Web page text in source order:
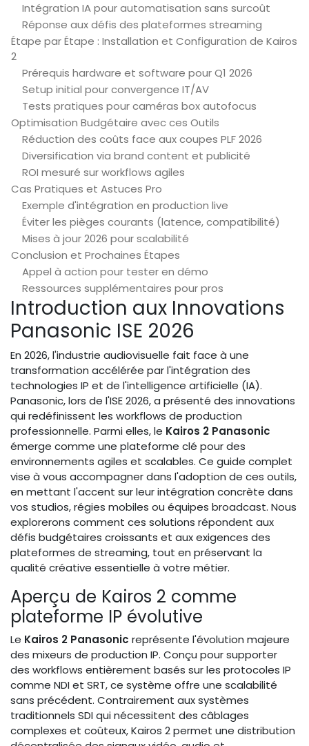
Intégration IA pour automatisation sans surcoût
Réponse aux défis des plateformes streaming
Étape par Étape : Installation et Configuration de Kairos
2
Prérequis hardware et software pour Q1 2026
Setup initial pour convergence IT/AV
Tests pratiques pour caméras box autofocus
Optimisation Budgétaire avec ces Outils
Réduction des coûts face aux coupes PLF 2026
Diversification via brand content et publicité
ROI mesuré sur workflows agiles
Cas Pratiques et Astuces Pro
Exemple d'intégration en production live
Éviter les pièges courants (latence, compatibilité)
Mises à jour 2026 pour scalabilité
Conclusion et Prochaines Étapes
Appel à action pour tester en démo
Ressources supplémentaires pour pros
Introduction aux Innovations
Panasonic ISE 2026
En 2026, l'industrie audiovisuelle fait face à une
transformation accélérée par l'intégration des
technologies IP et de l'intelligence artificielle (IA).
Panasonic, lors de l'ISE 2026, a présenté des innovations
qui redéfinissent les workflows de production
professionnelle. Parmi elles, le Kairos 2 Panasonic
émerge comme une plateforme clé pour des
environnements agiles et scalables. Ce guide complet
vise à vous accompagner dans l'adoption de ces outils,
en mettant l'accent sur leur intégration concrète dans
vos studios, régies mobiles ou équipes broadcast. Nous
explorerons comment ces solutions répondent aux
défis budgétaires croissants et aux exigences des
plateformes de streaming, tout en préservant la
qualité créative essentielle à votre métier.
Aperçu de Kairos 2 comme
plateforme IP évolutive
Le Kairos 2 Panasonic représente l'évolution majeure
des mixeurs de production IP. Conçu pour supporter
des workflows entièrement basés sur les protocoles IP
comme NDI et SRT, ce système offre une scalabilité
sans précédent. Contrairement aux systèmes
traditionnels SDI qui nécessitent des câblages
complexes et coûteux, Kairos 2 permet une distribution